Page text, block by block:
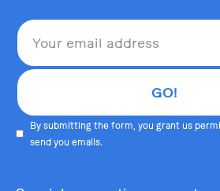
By submitting the form, you grant us
send you emails.